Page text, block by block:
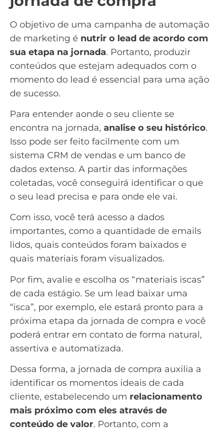
O objetivo de uma campanha de automação
de marketing é nutrir o lead de acordo com
sua etapa na jornada. Portanto, produzir
conteúdos que estejam adequados com o
momento do lead é essencial para uma ação
de sucesso.
Para entender aonde o seu cliente se
encontra na jornada, analise o seu histórico.
Isso pode ser feito facilmente com um
sistema CRM de vendas e um banco de
dados extenso. A partir das informações
coletadas, você conseguirá identificar o que
o seu lead precisa e para onde ele vai.
Com isso, você terá acesso a dados
importantes, como a quantidade de emails
lidos, quais conteúdos foram baixados e
quais materiais foram visualizados.
Por fim, avalie e escolha os “materiais iscas”
de cada estágio. Se um lead baixar uma
“isca”, por exemplo, ele estará pronto para a
próxima etapa da jornada de compra e você
poderá entrar em contato de forma natural,
assertiva e automatizada.
Dessa forma, a jornada de compra auxilia a
identificar os momentos ideais de cada
cliente, estabelecendo um relacionamento
mais próximo com eles através de
conteúdo de valor. Portanto, com a